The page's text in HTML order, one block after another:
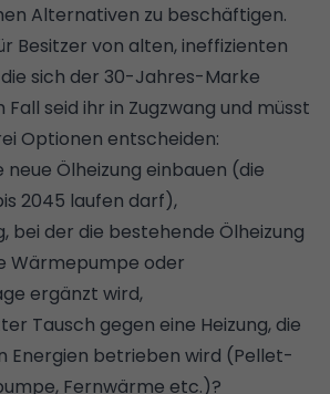
Alternativen zu beschäftigen.
Besitzer von alten, ineffizienten
die sich der 30-Jahres-Marke
Fall seid ihr in Zugzwang und müsst
Optionen entscheiden:
neue Ölheizung einbauen (die
2045 laufen darf),
, bei der die bestehende Ölheizung
Wärmepumpe oder
ergänzt wird,
Tausch gegen eine Heizung, die
Energien betrieben wird (Pellet-
Fernwärme etc.)?